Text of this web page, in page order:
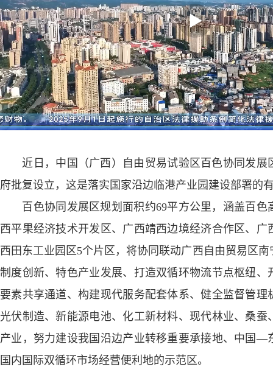
近日，中国（广西）自由贸易试验区百色协同发展
府批复设立，这是落实国家沿边临港产业园建设部署的
百色协同发展区规划面积约69平方公里，涵盖百色
西平果经济技术开发区、广西靖西边境经济合作区、广
西田东工业园区5个片区，将协同联动广西自由贸易区
制度创新、特色产业发展、打造双循环物流节点枢纽、
要素共享通道、构建现代服务配套体系、健全监督管理
光伏制造、新能源电池、化工新材料、现代林业、桑蚕
产业，努力建设我国沿边产业转移重要承接地、中国—
国内国际双循环市场经营便利地的示范区。